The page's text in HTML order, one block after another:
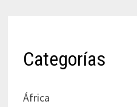
Categorías
África